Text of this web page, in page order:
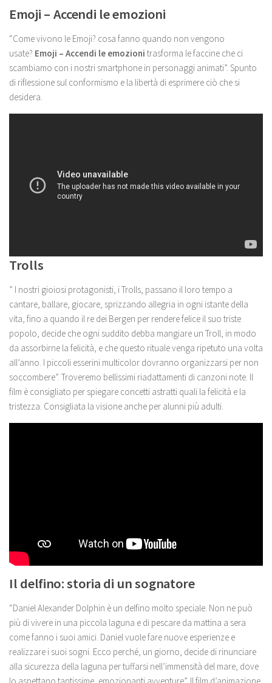
Emoji – Accendi le emozioni
“Come vivono le Emoji? cosa fanno quando non vengono
usate? Emoji – Accendi le emozioni trasforma le faccine che ci
scambiamo con i nostri smartphone in personaggi animati”. Spunto
di riflessione sul conformismo e la libertà di esprimere ciò che si
desidera.
Trolls
” I nostri gioiosi protagonisti, i Trolls, passano il loro tempo a
cantare, ballare, giocare, sprizzando allegria in ogni istante della
vita, fino a quando il re dei Bergen per rendere felice il suo triste
popolo, decide che ogni suddito debba mangiare un Troll, in modo
da assorbirne la felicità, e che questo rituale venga ripetuto una volta
all’anno. I piccoli esserini multicolor dovranno organizzarsi per non
soccombere”. Troveremo bellissimi riadattamenti di canzoni note. Il
film è consigliato per spiegare concetti astratti quali la felicità e la
tristezza. Consigliata la visione anche per alunni più adulti.
Il delfino: storia di un sognatore
“Daniel Alexander Dolphin è un delfino molto speciale. Non ne può
più di vivere in una piccola laguna e di pescare da mattina a sera
come fanno i suoi amici. Daniel vuole fare nuove esperienze e
realizzare i suoi sogni. Ecco perché, un giorno, decide di rinunciare
alla sicurezza della laguna per tuffarsi nell’immensità del mare, dove